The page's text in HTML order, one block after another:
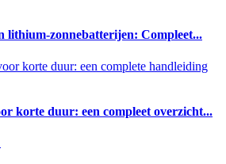
lithium-zonnebatterijen: Compleet...
korte duur: een compleet overzicht...